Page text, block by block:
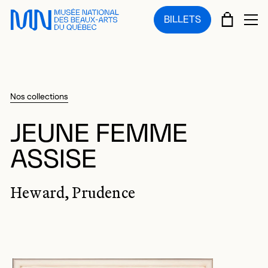
Sauter au menu principal
Sauter au contenu principal
Sauter au pied de page
BILLETS PANIER
Nos collections
JEUNE FEMME
ASSISE
Heward, Prudence